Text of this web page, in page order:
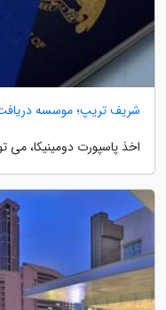
شریف تریپ؛ موسسه دریافت
اخذ پاسپورت دومینیکا، می­